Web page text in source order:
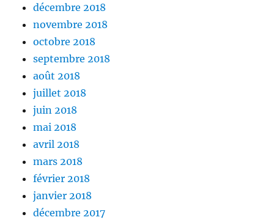
décembre 2018
novembre 2018
octobre 2018
septembre 2018
août 2018
juillet 2018
juin 2018
mai 2018
avril 2018
mars 2018
février 2018
janvier 2018
décembre 2017